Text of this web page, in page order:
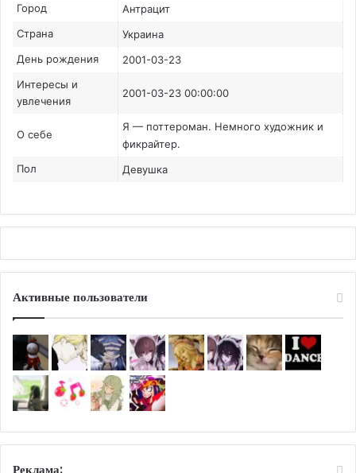
Город
Антрацит
Страна
Украина
День рождения
2001-03-23
Интересы и
увлечения
2001-03-23 00:00:00
О себе
Я — поттероман. Немного художник и
фикрайтер.
Пол
Девушка
Активные пользователи
Реклама: